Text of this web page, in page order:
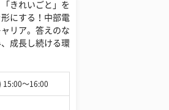
「きれいごと」を
にする！中部電
リア。答えのな
成長し続ける環
15:00〜16:00